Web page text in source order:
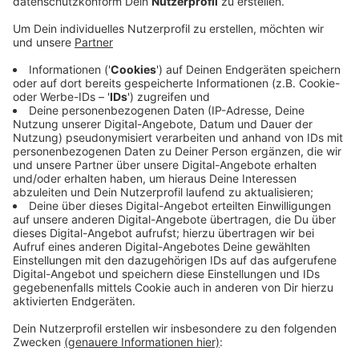
Anzeige
Das ist auch in Ordnung, wenn alle die strengen Regln
des Kontaktverbotes einhalten. Daran erinnert heute
Nachmittag die Gemeinde Senden. Eisdielen verkaufen
Eis zum Mitnehmen. Gemeinsames Eisessen ist aber
tabu. Auch auf dem Brunnenplatz in der Gemeinde.
Teams des Ordnungsamtes haben hier immer wieder
Grüppchen aufgelöst, das sind am Ende so viele
gewesen, dass die Kontroll-Teams den Platz
kurzerhand abgesperrt haben. Es gilt: Genießen Sie Ihr
Eis, aber höchstens zu zweit und nicht in der Nähe der
Eisdiele! Wann der Brunnenplatz in Senden wieder frei
ist, das steht jetzt noch nicht fest.
Anzeige